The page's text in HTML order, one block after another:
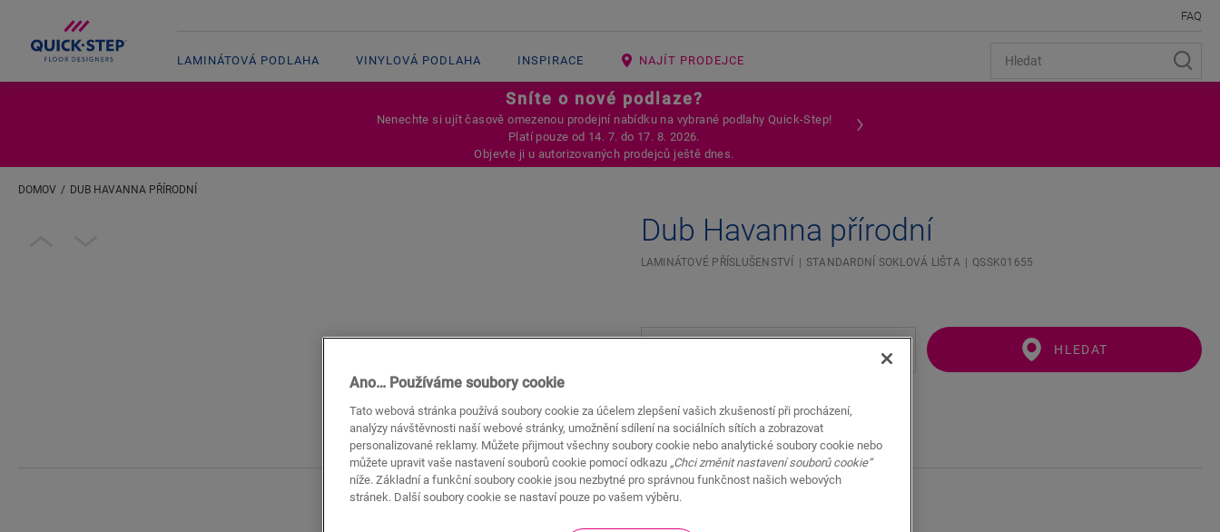
LAMINÁTOVÁ PODLAHA VINYLOVÁ PODLAHA INSPIRACE NAJÍT PRODEJCE
FAQ
Sníte o nové podlaze?
Nenechte si ujít časově omezenou prodejní nabídku na vybrané podlahy Quick-Step!
Platí pouze od 14. 7. do 17. 8. 2026.
Objevte ji u autorizovaných prodejců ještě dnes.
DOMOV DUB HAVANNA PŘÍRODNÍ
Dub Havanna přírodní
LAMINÁTOVÉ PŘÍSLUŠENSTVÍ STANDARDNÍ SOKLOVÁ LIŠTA QSSK01655
HLEDAT
Rychlý přechod na Stahování
Ano… Používáme soubory cookie
Tato webová stránka používá soubory cookie za účelem zlepšení vašich zkušeností při procházení,
analýzy návštěvnosti naší webové stránky, umožnění sdílení na sociálních sítích a zobrazovat
personalizované reklamy. Můžete přijmout všechny soubory cookie nebo analytické soubory cookie nebo
můžete upravit vaše nastavení souborů cookie pomocí odkazu „Chci změnit nastavení souborů cookie“
níže. Základní a funkční soubory cookie jsou nezbytné pro správnou funkčnost našich webových
stránek. Další soubory cookie se nastaví pouze po vašem výběru.